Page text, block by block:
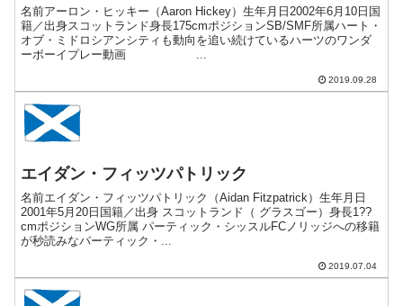
名前アーロン・ヒッキー（Aaron Hickey）生年月日2002年6月10日国
籍／出身スコットランド身長175cmポジションSB/SMF所属ハート・
オブ・ミドロシアンシティも動向を追い続けているハーツのワンダ
ーボーイプレー動画 ...
2019.09.28
エイダン・フィッツパトリック
名前エイダン・フィッツパトリック（Aidan Fitzpatrick）生年月日
2001年5月20日国籍／出身 スコットランド（ グラスゴー）身長1??
cmポジションWG所属 パーティック・シッスルFCノリッジへの移籍
が秒読みなパーティック・...
2019.07.04